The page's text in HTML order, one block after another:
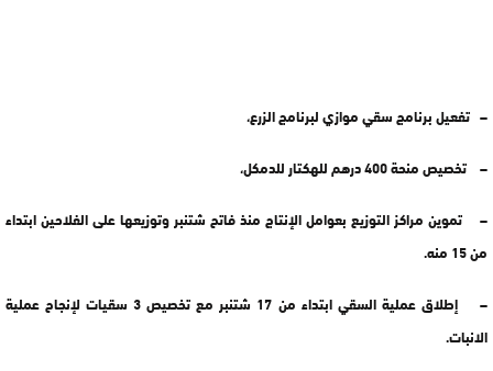
– تفعيل برنامج سقي موازي لبرنامج الزرع،
– تخصيص منحة 400 درهم للهكتار للدمكل،
– تموين مراكز التوزيع بعوامل الإنتاج منذ فاتح شتنبر وتوزيعها على الفلاحين ابتداء
من 15 منه.
– إطلاق عملية السقي ابتداء من 17 شتنبر مع تخصيص 3 سقيات لإنجاح عملية
الانبات.